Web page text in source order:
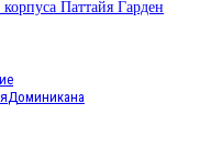
Доминикана